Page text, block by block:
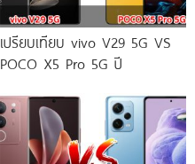
เปรียบเทียบ vivo V29 5G VS
POCO X5 Pro 5G ปี